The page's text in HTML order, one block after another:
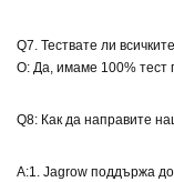
Q7. Тествате ли
О: Да, имаме 100% тест
Q8: Как да направите
A:1. Jagrow поддържа